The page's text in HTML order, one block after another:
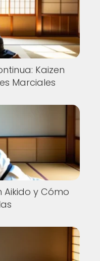
Kaizen
Marciales
Aikido y Cómo